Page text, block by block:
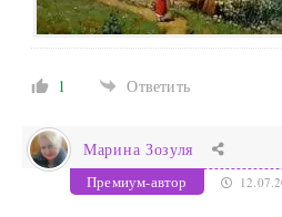
1 Ответить
Марина Зозуля
Премиум-автор